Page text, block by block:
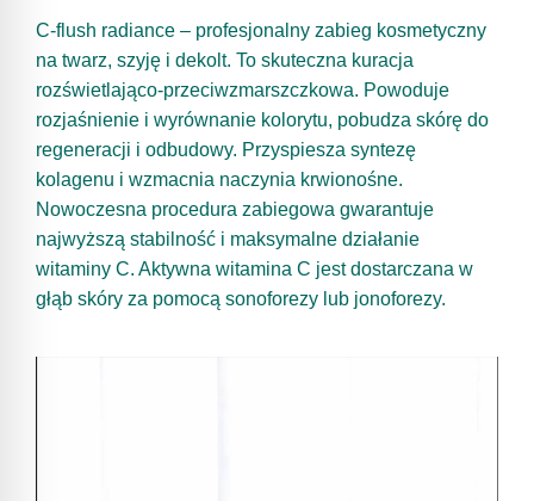
C-flush radiance – profesjonalny zabieg kosmetyczny
na twarz, szyję i dekolt. To skuteczna kuracja
rozświetlająco-przeciwzmarszczkowa. Powoduje
rozjaśnienie i wyrównanie kolorytu, pobudza skórę do
regeneracji i odbudowy. Przyspiesza syntezę
kolagenu i wzmacnia naczynia krwionośne.
Nowoczesna procedura zabiegowa gwarantuje
najwyższą stabilność i maksymalne działanie
witaminy C. Aktywna witamina C jest dostarczana w
głąb skóry za pomocą sonoforezy lub jonoforezy.